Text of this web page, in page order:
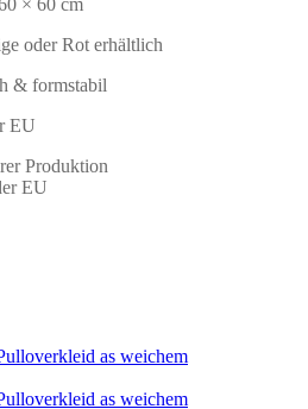
× 60 cm
oder Rot erhältlich
& formstabil
EU